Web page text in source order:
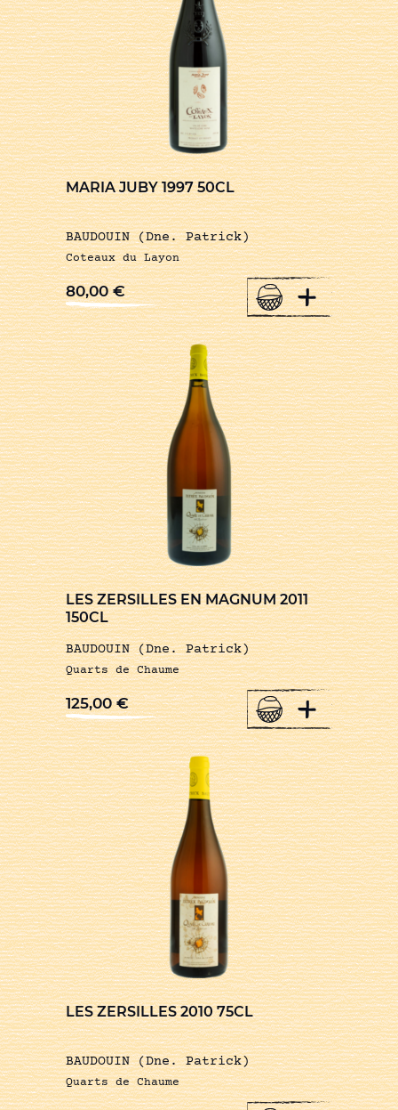
MARIA JUBY 1997 50CL
BAUDOUIN (Dne. Patrick)
Coteaux du Layon
80,00€ +
LES ZERSILLES EN MAGNUM 2011
150CL
BAUDOUIN (Dne. Patrick)
Quarts de Chaume
125,00€ +
LES ZERSILLES 2010 75CL
BAUDOUIN (Dne. Patrick)
Quarts de Chaume